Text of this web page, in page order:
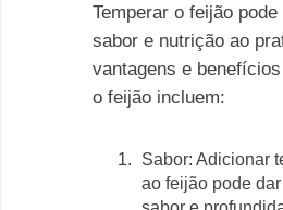
Temperar o feijão
sabor e nutrição ao
vantagens e
o feijão incluem:
Sabor: Adicionar
ao feijão pode